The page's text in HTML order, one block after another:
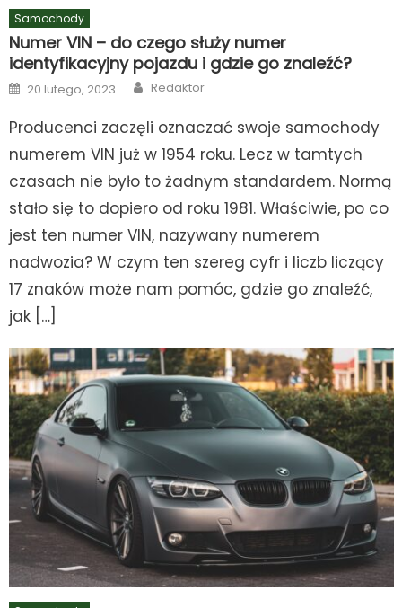
Samochody
Numer VIN – do czego służy numer
identyfikacyjny pojazdu i gdzie go znaleźć?
Posted
on
20 lutego, 2023 Author
Redaktor
Producenci zaczęli oznaczać swoje samochody
numerem VIN już w 1954 roku. Lecz w tamtych
czasach nie było to żadnym standardem. Normą
stało się to dopiero od roku 1981. Właściwie, po co
jest ten numer VIN, nazywany numerem
nadwozia? W czym ten szereg cyfr i liczb liczący
17 znaków może nam pomóc, gdzie go znaleźć,
jak […]